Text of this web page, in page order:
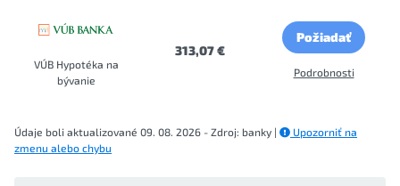
VÚB Hypotéka na
bývanie
313,07 €
Požiadať
Podrobnosti
Údaje boli aktualizované 09. 08. 2026 - Zdroj: banky |
Upozorniť na
zmenu alebo chybu